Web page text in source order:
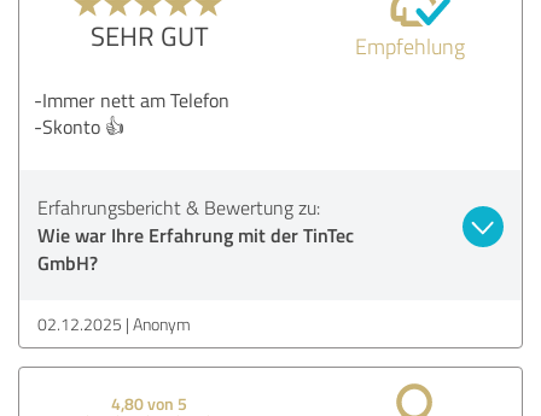
SEHR GUT Empfehlung
-Immer nett am Telefon
-Skonto 👍
Erfahrungsbericht & Bewertung zu:
Wie war Ihre Erfahrung mit der TinTec
GmbH?
02.12.2025 Anonym
4,80 von 5